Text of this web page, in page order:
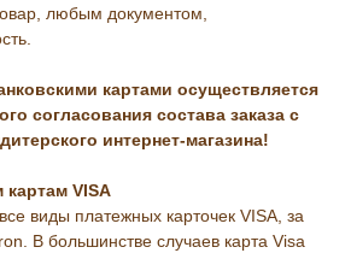
любым документом,
картами осуществляется
согласования состава заказа с
интернет-магазина!
VISA
виды платежных карточек VISA, за
В большинстве случаев карта Visa